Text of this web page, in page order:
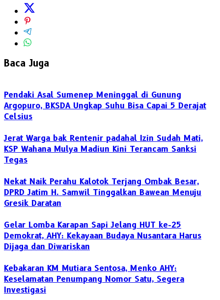
Baca Juga
Pendaki Asal Sumenep Meninggal di Gunung
Argopuro, BKSDA Ungkap Suhu Bisa Capai 5 Derajat
Celsius
Jerat Warga bak Rentenir padahal Izin Sudah Mati,
KSP Wahana Mulya Madiun Kini Terancam Sanksi
Tegas
Nekat Naik Perahu Kalotok Terjang Ombak Besar,
DPRD Jatim H. Samwil Tinggalkan Bawean Menuju
Gresik Daratan
Gelar Lomba Karapan Sapi Jelang HUT ke-25
Demokrat, AHY: Kekayaan Budaya Nusantara Harus
Dijaga dan Diwariskan
Kebakaran KM Mutiara Sentosa, Menko AHY:
Keselamatan Penumpang Nomor Satu, Segera
Investigasi